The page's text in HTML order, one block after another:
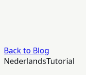
Back to Blog
NederlandsTutorial